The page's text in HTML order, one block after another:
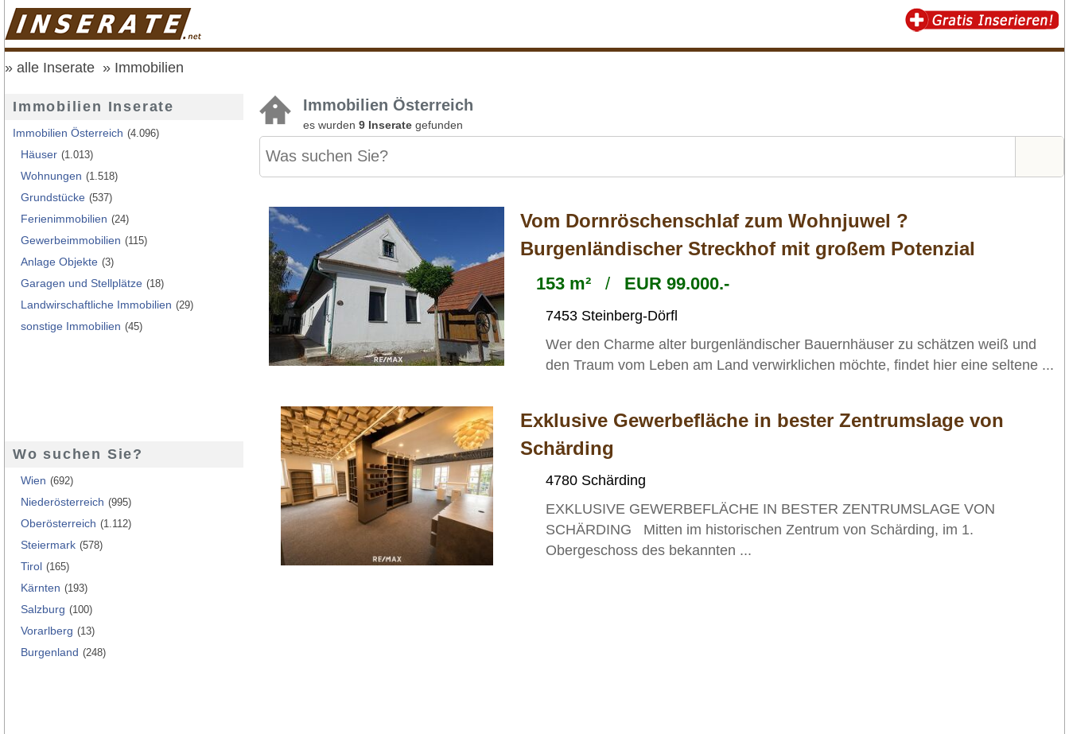
alle Inserate Immobilien
Immobilien Österreich
es wurden 9 Inserate gefunden
Vom Dornröschenschlaf zum Wohnjuwel ?
Burgenländischer Streckhof mit großem Potenzial
153 m² / EUR 99.000.-
7453 Steinberg-Dörfl
Wer den Charme alter burgenländischer Bauernhäuser zu schätzen weiß und
den Traum vom Leben am Land verwirklichen möchte, findet hier eine seltene ...
Exklusive Gewerbefläche in bester Zentrumslage von
Schärding
4780 Schärding
EXKLUSIVE GEWERBEFLÄCHE IN BESTER ZENTRUMSLAGE VON
SCHÄRDING Mitten im historischen Zentrum von Schärding, im 1.
Obergeschoss des bekannten ...
Immobilien Inserate
Immobilien Österreich (4.096)
Häuser (1.013)
Wohnungen (1.518)
Grundstücke (537)
Ferienimmobilien (24)
Gewerbeimmobilien (115)
Anlage Objekte (3)
Garagen und Stellplätze (18)
Landwirschaftliche Immobilien (29)
sonstige Immobilien (45)
Wo suchen Sie?
Wien (692)
Niederösterreich (995)
Oberösterreich (1.112)
Steiermark (578)
Tirol (165)
Kärnten (193)
Salzburg (100)
Vorarlberg (13)
Burgenland (248)